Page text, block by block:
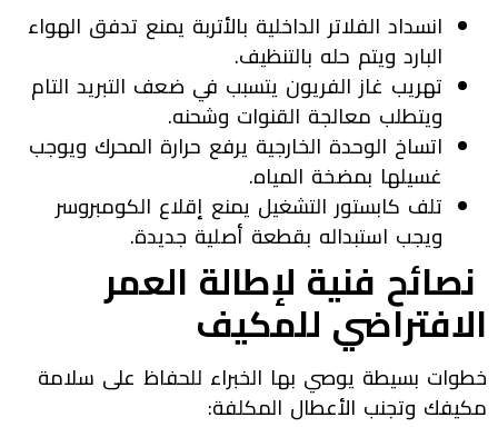
انسداد الفلاتر الداخلية بالأتربة يمنع تدفق الهواء
البارد ويتم حله بالتنظيف.
تهريب غاز الفريون يتسبب في ضعف التبريد التام
ويتطلب معالجة القنوات وشحنه.
اتساخ الوحدة الخارجية يرفع حرارة المحرك ويوجب
غسيلها بمضخة المياه.
تلف كابستور التشغيل يمنع إقلاع الكومبروسر
ويجب استبداله بقطعة أصلية جديدة.
نصائح فنية لإطالة العمر
الافتراضي للمكيف
خطوات بسيطة يوصي بها الخبراء للحفاظ على سلامة
مكيفك وتجنب الأعطال المكلفة: